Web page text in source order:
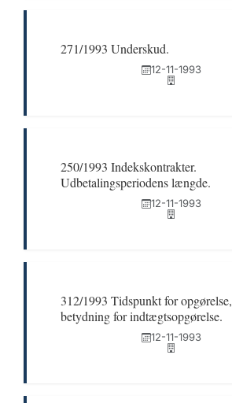
271/1993 Underskud.
12-11-1993
250/1993 Indekskontrakter.
Udbetalingsperiodens længde.
12-11-1993
312/1993 Tidspunkt for opgørelse,
betydning for indtægtsopgørelse.
12-11-1993